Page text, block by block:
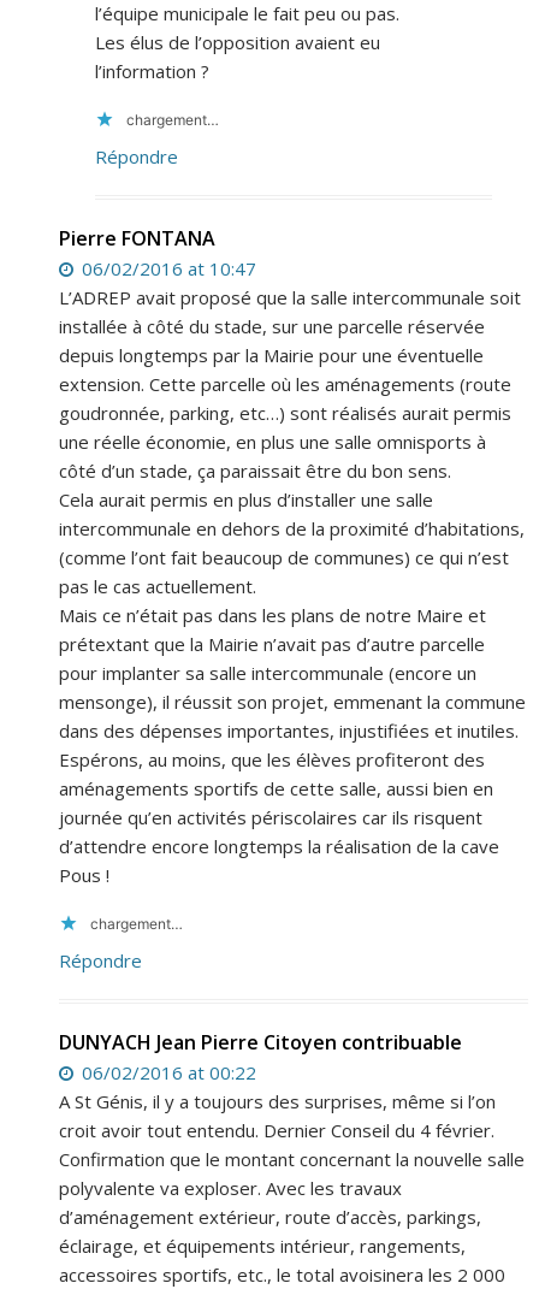
l’équipe municipale le fait peu ou pas.
Les élus de l’opposition avaient eu
l’information ?
chargement…
Répondre
Pierre FONTANA
06/02/2016 at 10:47
L’ADREP avait proposé que la salle intercommunale soit
installée à côté du stade, sur une parcelle réservée
depuis longtemps par la Mairie pour une éventuelle
extension. Cette parcelle où les aménagements (route
goudronnée, parking, etc…) sont réalisés aurait permis
une réelle économie, en plus une salle omnisports à
côté d’un stade, ça paraissait être du bon sens.
Cela aurait permis en plus d’installer une salle
intercommunale en dehors de la proximité d’habitations,
(comme l’ont fait beaucoup de communes) ce qui n’est
pas le cas actuellement.
Mais ce n’était pas dans les plans de notre Maire et
prétextant que la Mairie n’avait pas d’autre parcelle
pour implanter sa salle intercommunale (encore un
mensonge), il réussit son projet, emmenant la commune
dans des dépenses importantes, injustifiées et inutiles.
Espérons, au moins, que les élèves profiteront des
aménagements sportifs de cette salle, aussi bien en
journée qu’en activités périscolaires car ils risquent
d’attendre encore longtemps la réalisation de la cave
Pous !
chargement…
Répondre
DUNYACH Jean Pierre Citoyen contribuable
06/02/2016 at 00:22
A St Génis, il y a toujours des surprises, même si l’on
croit avoir tout entendu. Dernier Conseil du 4 février.
Confirmation que le montant concernant la nouvelle salle
polyvalente va exploser. Avec les travaux
d’aménagement extérieur, route d’accès, parkings,
éclairage, et équipements intérieur, rangements,
accessoires sportifs, etc., le total avoisinera les 2 000